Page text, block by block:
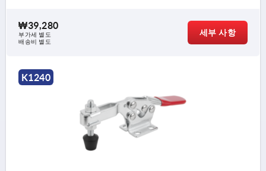
₩39,280
부가세 별도
배송비 별도
세부 사항
K1240